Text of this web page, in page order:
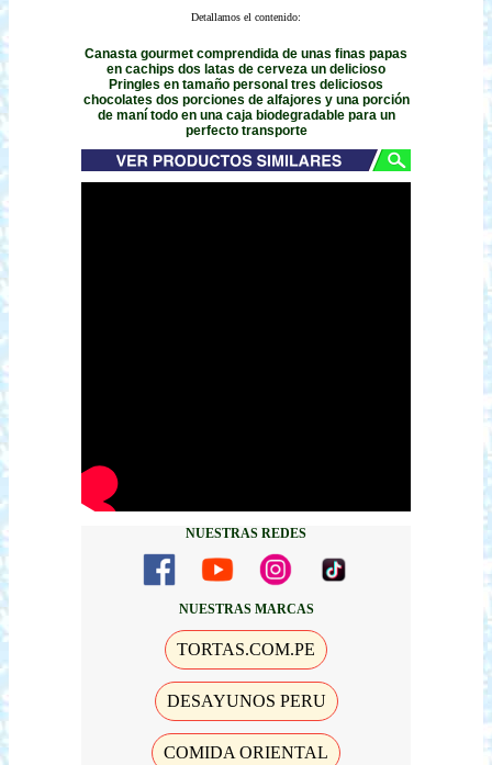
Detallamos el contenido:
Canasta gourmet comprendida de unas finas papas
en cachips dos latas de cerveza un delicioso
Pringles en tamaño personal tres deliciosos
chocolates dos porciones de alfajores y una porción
de maní todo en una caja biodegradable para un
perfecto transporte
NUESTRAS REDES
NUESTRAS MARCAS
TORTAS.COM.PE
DESAYUNOS PERU
COMIDA ORIENTAL